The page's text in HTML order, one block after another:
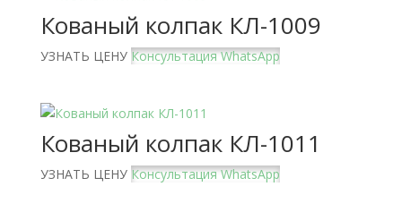
Кованый колпак КЛ-1009
УЗНАТЬ ЦЕНУ Консультация WhatsApp
Кованый колпак КЛ-1011
УЗНАТЬ ЦЕНУ Консультация WhatsApp